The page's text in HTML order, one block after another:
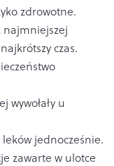
zdrowotne.
najmniejszej
czas.
wywołały u
jednocześnie.
zawarte w ulotce